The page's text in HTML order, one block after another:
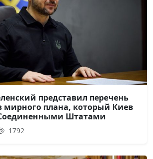
представил перечень
мирного плана, который Киев
Штатами
1792